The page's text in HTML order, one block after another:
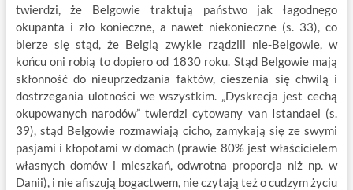
twierdzi, że Belgowie traktują państwo jak łagodnego
okupanta i zło konieczne, a nawet niekonieczne (s. 33), co
bierze się stąd, że Belgią zwykle rządzili nie-Belgowie, w
końcu oni robią to dopiero od 1830 roku. Stąd Belgowie mają
skłonność do nieuprzedzania faktów, cieszenia się chwilą i
dostrzegania ulotności we wszystkim. „Dyskrecja jest cechą
okupowanych narodów” twierdzi cytowany van Istandael (s.
39), stąd Belgowie rozmawiają cicho, zamykają się ze swymi
pasjami i kłopotami w domach (prawie 80% jest właścicielem
własnych domów i mieszkań, odwrotna proporcja niż np. w
Danii), i nie afiszują bogactwem, nie czytają też o cudzym życiu